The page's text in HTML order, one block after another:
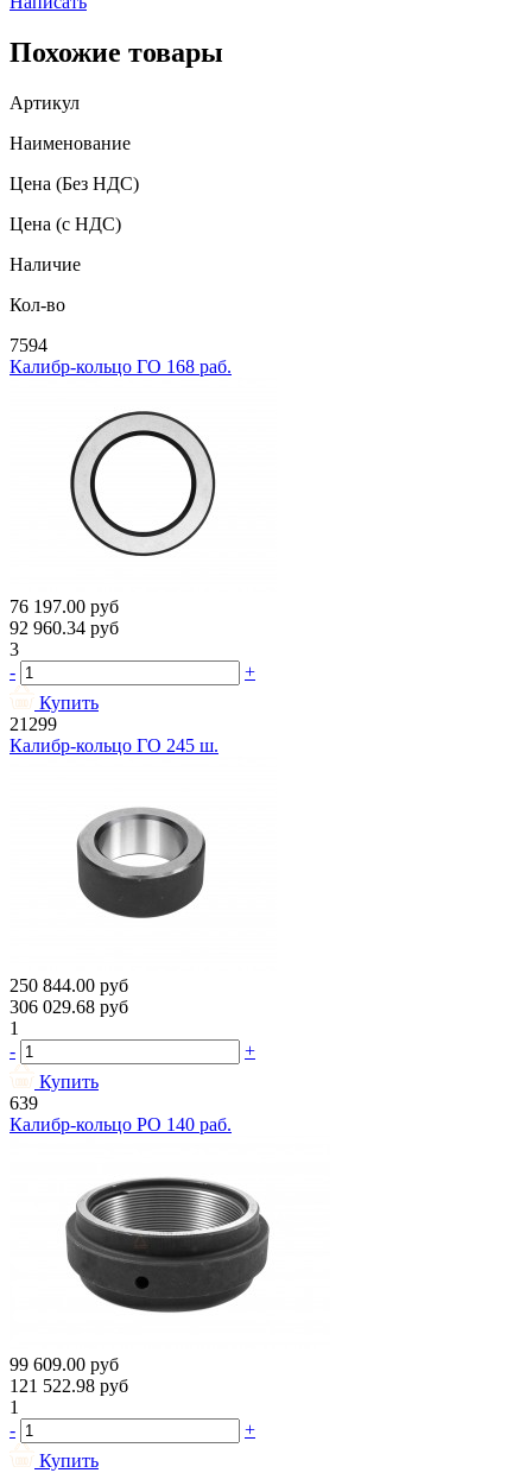
Похожие товары
Артикул
Наименование
Цена (Без НДС)
Цена (с НДС)
Наличие
Кол-во
7594
Калибр-кольцо ГО 168 раб.
76 197.00 руб
92 960.34 руб
3
-
+
Купить
21299
Калибр-кольцо ГО 245 ш.
250 844.00 руб
306 029.68 руб
1
-
+
Купить
639
Калибр-кольцо РО 140 раб.
99 609.00 руб
121 522.98 руб
1
-
+
Купить